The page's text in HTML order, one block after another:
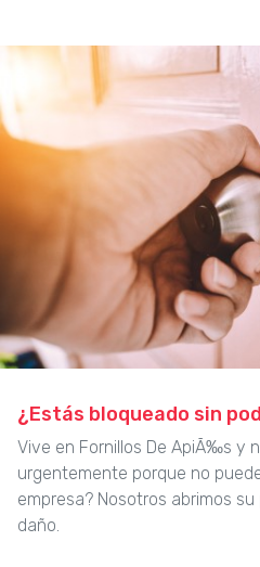
¿Estás bloqueado sin
Vive en Fornillos De ApiÃ‰s y
urgentemente porque no
empresa? Nosotros abrimos
daño.